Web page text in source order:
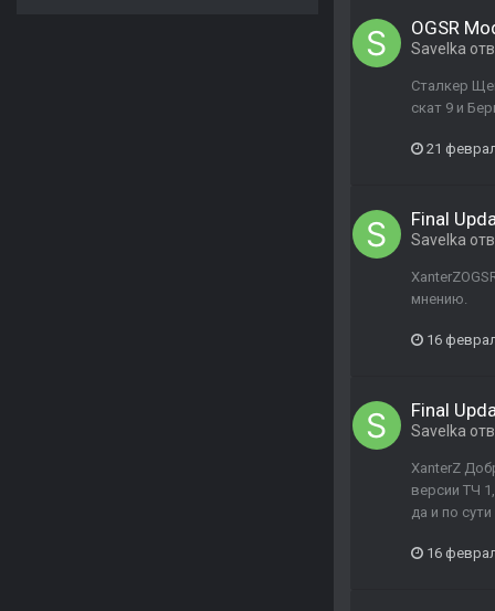
OGSR
Savelka
Сталкер
скат 9 и
21
Final
Savelka
мнению.
16
Final
Savelka
XanterZ
версии ТЧ
да и по
16